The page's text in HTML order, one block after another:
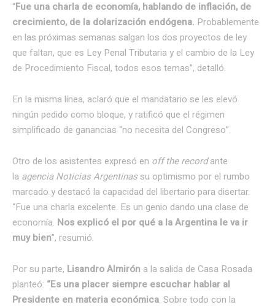
“Fue una charla de economía, hablando de inflación, de
crecimiento, de la dolarización endógena. Probablemente
en las próximas semanas salgan los dos proyectos de ley
que faltan, que es Ley Penal Tributaria y el cambio de la Ley
de Procedimiento Fiscal, todos esos temas”, detalló.
En la misma línea, aclaró que el mandatario se les elevó
ningún pedido como bloque, y ratificó que el régimen
simplificado de ganancias “no necesita del Congreso”.
Otro de los asistentes expresó en off the recordante
la agencia Noticias Argentinassu optimismo por el rumbo
marcado y destacó la capacidad del libertario para disertar.
“Fue una charla excelente. Es un genio dando una clase de
economía. Nos explicó el por qué a la Argentina le va ir
muy bien”, resumió.
Por su parte, Lisandro Almirón a la salida de Casa Rosada
planteó: “Es una placer siempre escuchar hablar al
Presidente en materia económica. Sobre todo con la